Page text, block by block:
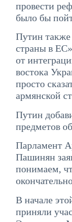
провести
было бы
Путин также
страны в
от
востока
просто
армянской
Путин
предметов
Парламент
Пашинян
понимаем,
В начале
приняли